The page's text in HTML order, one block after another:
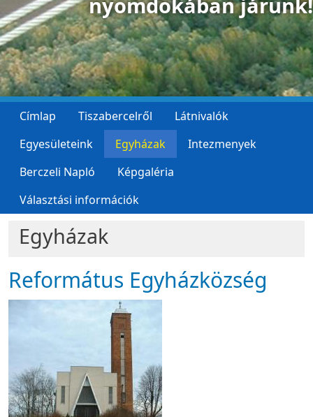
Címlap Tiszabercelről
Látnivalók
Egyesületeink
Egyházak
Intezmenyek
Berczeli Napló
Képgaléria
Választási információk
Egyházak
Református Egyházközség